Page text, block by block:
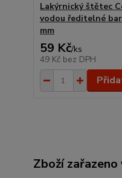
Lakýrnický štětec
vodou ředitelné
mm
59 Kč/ks
49 Kč bez DPH
Zboží